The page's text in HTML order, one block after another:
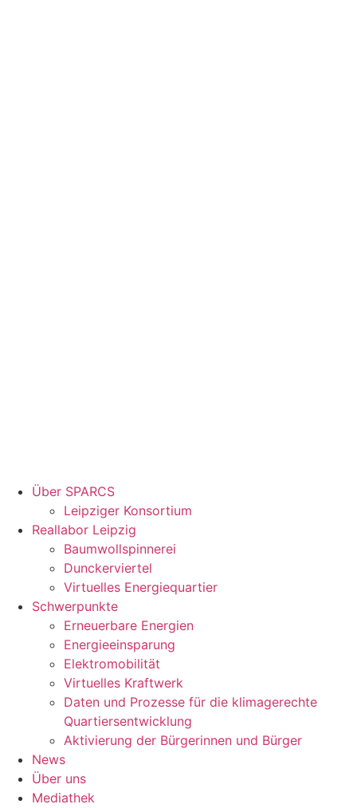
Über SPARCS
Leipziger Konsortium
Reallabor Leipzig
Baumwollspinnerei
Dunckerviertel
Virtuelles Energiequartier
Schwerpunkte
Erneuerbare Energien
Energieeinsparung
Elektromobilität
Virtuelles Kraftwerk
Daten und Prozesse für die klimagerechte
Quartiersentwicklung
Aktivierung der Bürgerinnen und Bürger
News
Über uns
Mediathek